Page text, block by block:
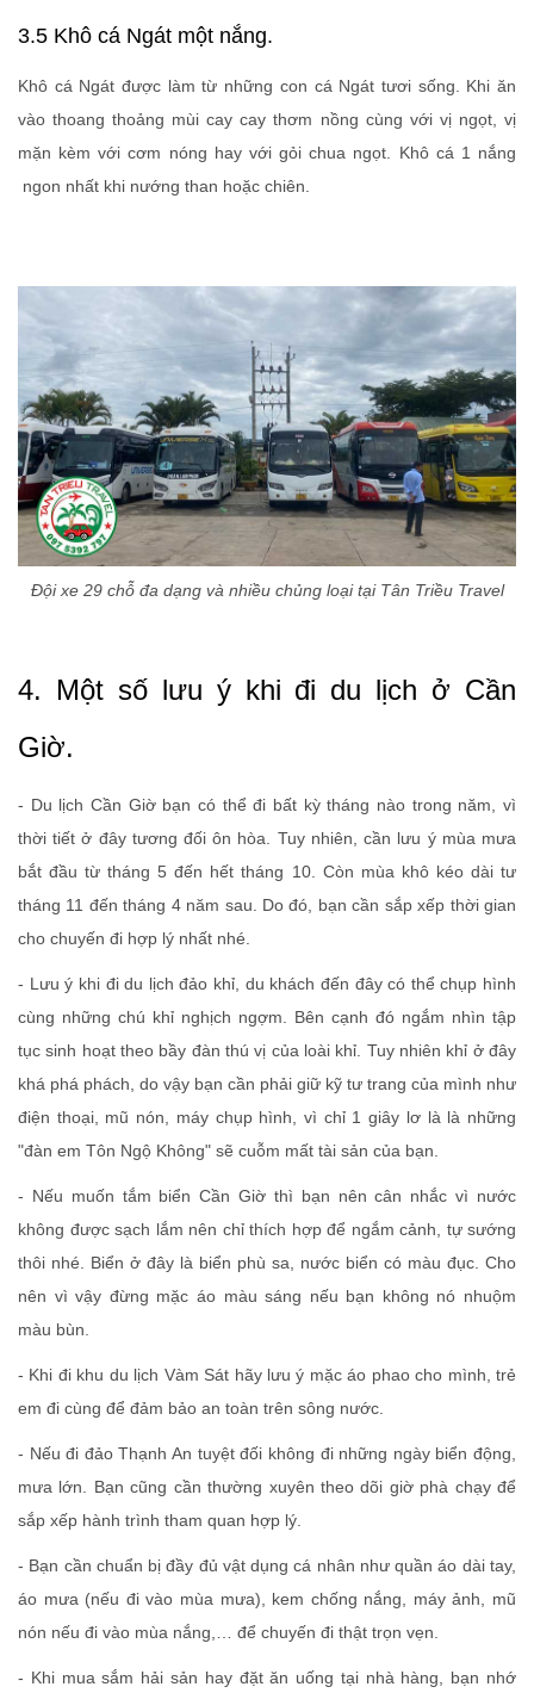
3.5 Khô cá Ngát một nắng.
Khô cá Ngát được làm từ những con cá Ngát tươi sống. Khi ăn
vào thoang thoảng mùi cay cay thơm nồng cùng với vị ngọt, vị
mặn kèm với cơm nóng hay với gỏi chua ngọt. Khô cá 1 nắng
ngon nhất khi nướng than hoặc chiên.
Đội xe 29 chỗ đa dạng và nhiều chủng loại tại Tân Triều Travel
4. Một số lưu ý khi đi du lịch ở Cần
Giờ.
- Du lịch Cần Giờ bạn có thể đi bất kỳ tháng nào trong năm, vì
thời tiết ở đây tương đối ôn hòa. Tuy nhiên, cần lưu ý mùa mưa
bắt đầu từ tháng 5 đến hết tháng 10. Còn mùa khô kéo dài tư
tháng 11 đến tháng 4 năm sau. Do đó, bạn cần sắp xếp thời gian
cho chuyến đi hợp lý nhất nhé.
- Lưu ý khi đi du lịch đảo khỉ, du khách đến đây có thể chụp hình
cùng những chú khỉ nghịch ngợm. Bên cạnh đó ngắm nhìn tập
tục sinh hoạt theo bầy đàn thú vị của loài khỉ. Tuy nhiên khỉ ở đây
khá phá phách, do vậy bạn cần phải giữ kỹ tư trang của mình như
điện thoại, mũ nón, máy chụp hình, vì chỉ 1 giây lơ là là những
"đàn em Tôn Ngộ Không" sẽ cuỗm mất tài sản của bạn.
- Nếu muốn tắm biển Cần Giờ thì bạn nên cân nhắc vì nước
không được sạch lắm nên chỉ thích hợp để ngắm cảnh, tự sướng
thôi nhé. Biển ở đây là biển phù sa, nước biển có màu đục. Cho
nên vì vậy đừng mặc áo màu sáng nếu bạn không nó nhuộm
màu bùn.
- Khi đi khu du lịch Vàm Sát hãy lưu ý mặc áo phao cho mình, trẻ
em đi cùng để đảm bảo an toàn trên sông nước.
- Nếu đi đảo Thạnh An tuyệt đối không đi những ngày biển động,
mưa lớn. Bạn cũng cần thường xuyên theo dõi giờ phà chạy để
sắp xếp hành trình tham quan hợp lý.
- Bạn cần chuẩn bị đầy đủ vật dụng cá nhân như quần áo dài tay,
áo mưa (nếu đi vào mùa mưa), kem chống nắng, máy ảnh, mũ
nón nếu đi vào mùa nắng,… để chuyến đi thật trọn vẹn.
- Khi mua sắm hải sản hay đặt ăn uống tại nhà hàng, bạn nhớ